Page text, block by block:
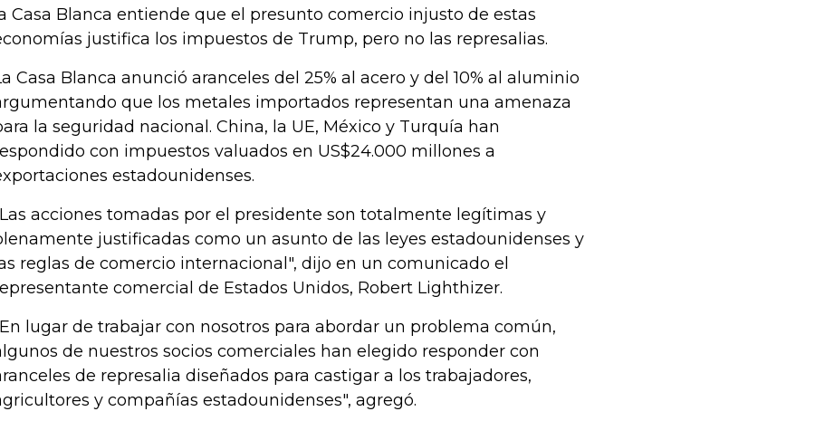
Casa Blanca entiende que el presunto comercio injusto de estas
justifica los impuestos de Trump, pero no las represalias.
Casa Blanca anunció aranceles del 25% al acero y del 10% al aluminio
que los metales importados representan una amenaza
la seguridad nacional. China, la UE, México y Turquía han
con impuestos valuados en US$24.000 millones a
estadounidenses.
acciones tomadas por el presidente son totalmente legítimas y
justificadas como un asunto de las leyes estadounidenses y
reglas de comercio internacional", dijo en un comunicado el
comercial de Estados Unidos, Robert Lighthizer.
lugar de trabajar con nosotros para abordar un problema común,
de nuestros socios comerciales han elegido responder con
de represalia diseñados para castigar a los trabajadores,
y compañías estadounidenses", agregó.